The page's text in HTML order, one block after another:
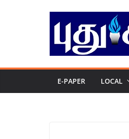
E-PAPER LOCAL